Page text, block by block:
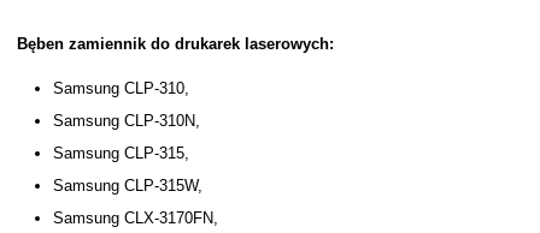
Bęben zamiennik do drukarek laserowych:
Samsung CLP-310,
Samsung CLP-310N,
Samsung CLP-315,
Samsung CLP-315W,
Samsung CLX-3170FN,